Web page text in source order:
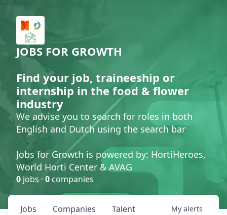
JOBS FOR GROWTH
Find your job, traineeship or
internship in the food & flower
industry
We advise you to search for roles in both
English and Dutch using the search bar
Jobs for Growth is powered by: HortiHeroes,
World Horti Center & AVAG
0 jobs · 0 companies
Jobs Companies Talent My alerts